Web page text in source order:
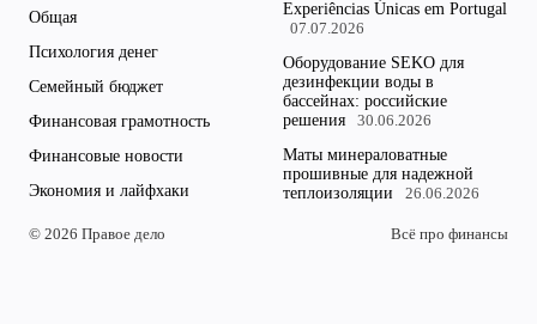
Общая
Психология денег
Семейный бюджет
Финансовая грамотность
Финансовые новости
Экономия и лайфхаки
Experiências Únicas em Portugal
07.07.2026
Оборудование SEKO для
дезинфекции воды в
бассейнах: российские
решения
30.06.2026
Маты минераловатные
прошивные для надежной
теплоизоляции
26.06.2026
© 2026 Правое дело Всё про финансы